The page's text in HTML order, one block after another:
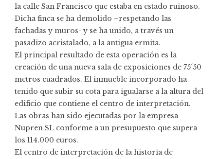
la calle San Francisco que estaba en estado ruinoso.
Dicha finca se ha demolido –respetando las
fachadas y muros- y se ha unido, a través un
pasadizo acristalado, a la antigua ermita.
El principal resultado de esta operación es la
creación de una nueva sala de exposiciones de 75´50
metros cuadrados. El inmueble incorporado ha
tenido que subir su cota para igualarse a la altura del
edificio que contiene el centro de interpretación.
Las obras han sido ejecutadas por la empresa
Nupren SL conforme a un presupuesto que supera
los 114.000 euros.
El centro de interpretación de la historia de